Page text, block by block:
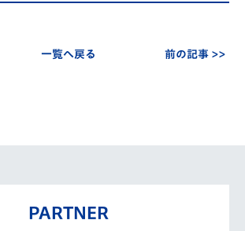
一覧へ戻る 前の記事 >>
PARTNER